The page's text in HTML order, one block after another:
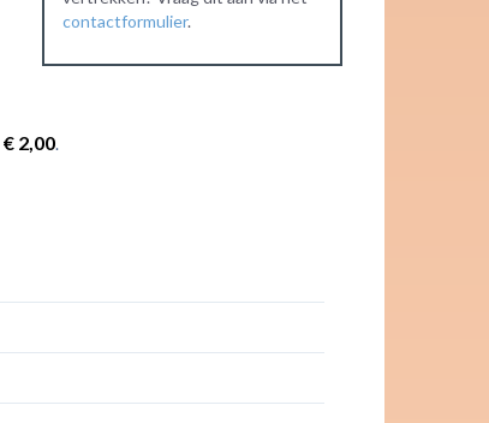
contactformulier.
€ 2,00.